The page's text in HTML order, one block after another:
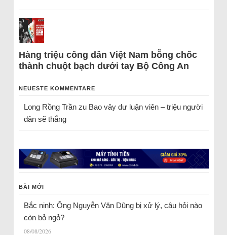
Hàng triệu công dân Việt Nam bỗng chốc
thành chuột bạch dưới tay Bộ Công An
NEUESTE KOMMENTARE
Long Rồng Trầnzu Bao vây dư luận viên – triệu người
dân sẽ thắng
BÀI MỚI
Bắc ninh: Ông Nguyễn Văn Dũng bị xử lý, câu hỏi nào
còn bỏ ngỏ?
08/08/2026